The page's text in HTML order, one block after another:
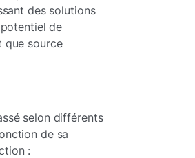
des solutions
de
que source
selon différents
de sa
: